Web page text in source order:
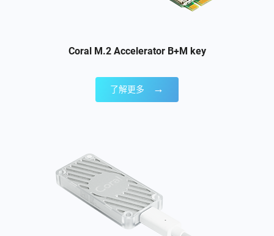
Coral M.2 Accelerator B+M key
了解更多 →